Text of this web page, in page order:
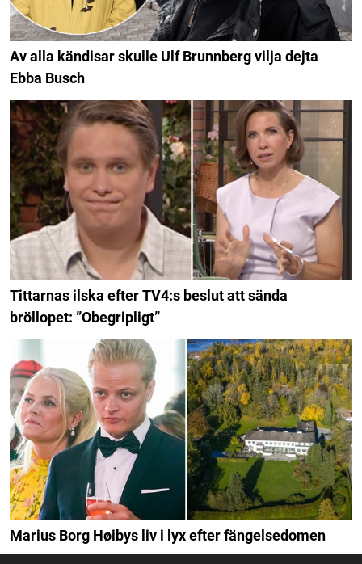
Av alla kändisar skulle Ulf Brunnberg vilja dejta
Ebba Busch
Tittarnas ilska efter TV4:s beslut att sända
bröllopet: ”Obegripligt”
Marius Borg Høibys liv i lyx efter fängelsedomen